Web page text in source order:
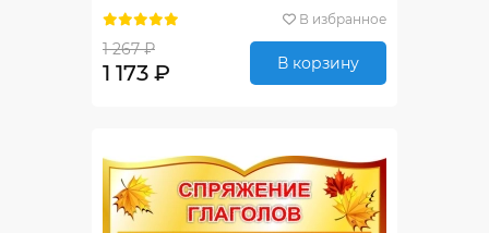
В избранное
1 267 ₽
1 173 ₽ В корзину